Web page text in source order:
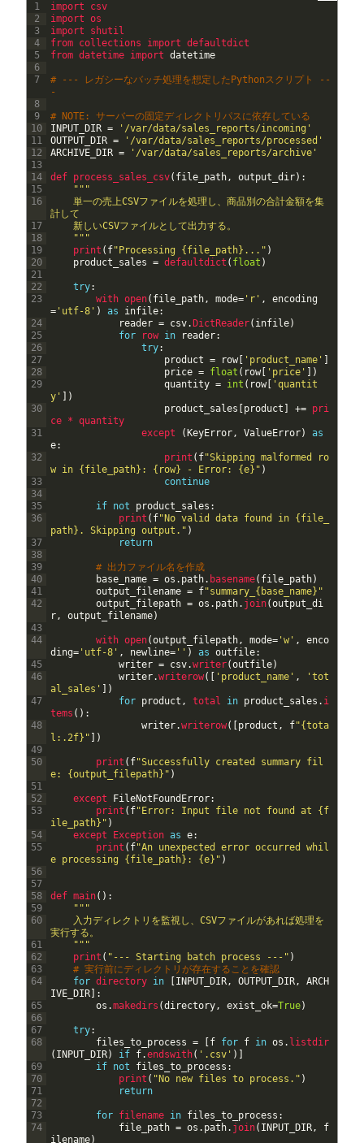
1
2
3
4
5
6
7
8
9
10
11
12
13
14
15
16
17
18
19
20
21
22
23
24
25
26
27
28
29
30
31
32
33
34
35
36
37
38
39
40
41
42
43
44
45
46
47
48
49
50
51
52
53
54
55
56
57
58
59
60
61
62
63
64
65
66
67
68
69
70
71
72
73
74
import csv
import os
import shutil
from collections import defaultdict
from datetime import datetime
# --- レガシーなバッチ処理を想定したPythonスクリプト --
-
# NOTE: サーバーの固定ディレクトリパスに依存している
INPUT_DIR =
'/var/data/sales_reports/incoming'
OUTPUT_DIR =
'/var/data/sales_reports/processed'
ARCHIVE_DIR = '/var/data/sales_reports/archive'
def process_sales_csv( file_path, output_dir) :
"" "
単一の売上CSVファイルを処理し、商品別の合計金額を集
計して
新しいCSVファイルとして出力する。
" ""
print ( f"Processing {file_path}..." )
product_sales = defaultdict ( float )
try:
with open( file_path, mode= 'r' ,
encoding
= 'utf-8' ) as infile:
reader = csv. DictReader( infile)
for
row in reader:
try:
product = row 'product_name'
price = float ( row 'price'
)
quantity = int ( row
'quantit
y'
)
product_sales
product += pri
ce * quantity
except
( KeyError, ValueError)
as
e:
print ( f"Skipping malformed ro
w in {file_path}: {row} - Error: {e}" )
continue
if not product_sales :
print ( f"No valid data found in {file_
path}. Skipping output." )
return
# 出力ファイル名を作成
base_name = os . path. basename( file_path)
output_filename = f"summary_{base_name}"
output_filepath = os . path. join(output_di
r, output_filename)
with open(output_filepath, mode= 'w' ,
enco
ding= 'utf-8' , newline= '' ) as outfile:
writer = csv.writer(outfile)
writer.writerow( 'product_name' ,
'tot
al_sales'
)
for product , total in product_sales . i
tems ( ) :
writer.writerow( product , f"{tota
l:.2f}"
)
print ( f"Successfully created summary fil
e: {output_filepath}" )
except FileNotFoundError:
print ( f"Error: Input file not found at {f
ile_path}" )
except
Exception as e:
print ( f"An unexpected error occurred whil
e processing {file_path}: {e}" )
def main( ) :
"" "
入力ディレクトリを監視し、CSVファイルがあれば処理を
実行する。
" ""
print ( "--- Starting batch process ---" )
# 実行前にディレクトリが存在することを確認
for directory in INPUT_DIR, OUTPUT_DIR,
ARCH
IVE_DIR
:
os .makedirs (directory, exist_ok=True)
try:
files_to_process = f for f in os . listdir
( INPUT_DIR) if f.endswith( '.csv' )
if not files_to_process :
print ( "No new files to process." )
return
for filename in files_to_process :
file_path = os . path. join( INPUT_DIR,
f
ilename)